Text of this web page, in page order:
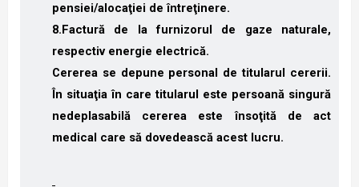
pensiei/alocaţiei de întreţinere.
8.Factură de la furnizorul de gaze naturale,
respectiv energie electrică.
Cererea se depune personal de titularul cererii.
În situaţia în care titularul este persoană singură
nedeplasabilă cererea este însoţită de act
medical care să dovedească acest lucru.